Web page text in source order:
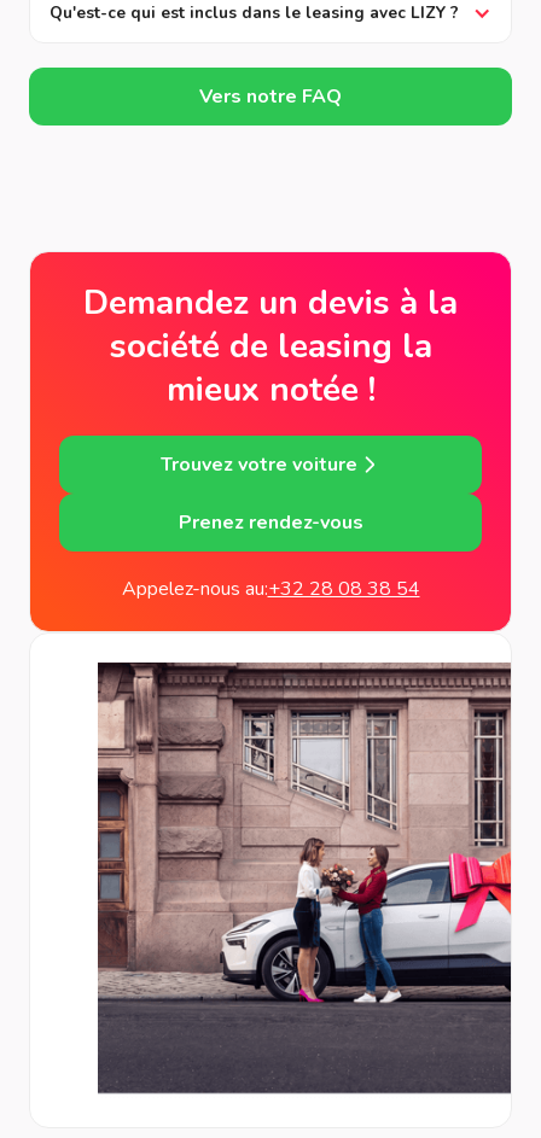
Qu'est-ce qui est inclus dans le leasing avec LIZY ?
Vers notre FAQ
Demandez un devis à la
société de leasing la
mieux notée !
Trouvez votre voiture
Prenez rendez-vous
Appelez-nous au:+32 28 08 38 54